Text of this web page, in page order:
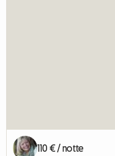
110 € / notte